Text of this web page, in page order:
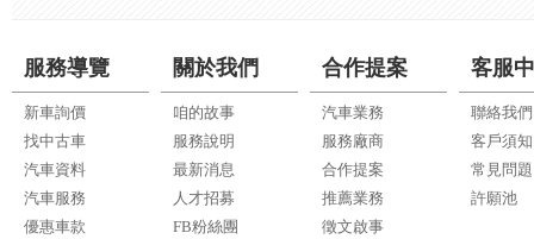
服務導覽
新車詢價
找中古車
汽車資料
汽車服務
優惠車款
關於我們
咱的故事
服務說明
最新消息
人才招募
FB粉絲團
合作提案
汽車業務
服務廠商
合作提案
推薦業務
徵文啟事
客服
聯絡我們
客戶須知
常見問題
許願池